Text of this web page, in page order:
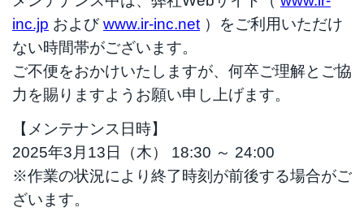
inc.jp およびwww.ir-inc.net ）をご利用いただけ
ない時間帯がございます。
ご不便をおかけいたしますが、何卒ご理解とご協
力を賜りますようお願い申し上げます。
【メンテナンス日時】
2025年3月13日（木） 18:30 ～ 24:00
※作業の状況により終了時刻が前後する場合がご
ざいます。